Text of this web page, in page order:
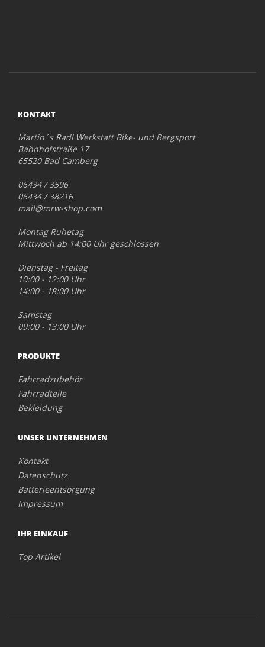
KONTAKT
Martin´s Radl Werkstatt Bike- und Bergsport
Bahnhofstraße 17
65520 Bad Camberg
06434 / 3596
06434 / 38216
mail@mrw-shop.com
Montag Ruhetag
Mittwoch ab 14:00 Uhr geschlossen
Dienstag - Freitag
10:00 - 12:00 Uhr
14:00 - 18:00 Uhr
Samstag
09:00 - 13:00 Uhr
PRODUKTE
Fahrradzubehör
Fahrradteile
Bekleidung
UNSER UNTERNEHMEN
Kontakt
Datenschutz
Batterieentsorgung
Impressum
IHR EINKAUF
Top Artikel